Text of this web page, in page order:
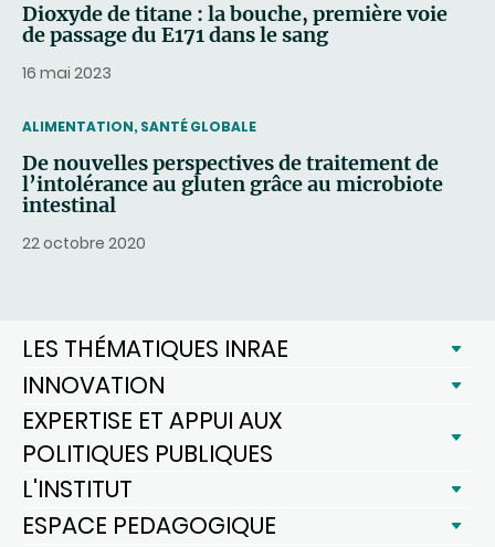
Dioxyde de titane : la bouche, première voie
de passage du E171 dans le sang
16 mai 2023
THEMATIC
ALIMENTATION, SANTÉ GLOBALE
De nouvelles perspectives de traitement de
l’intolérance au gluten grâce au microbiote
intestinal
22 octobre 2020
LES THÉMATIQUES INRAE
INNOVATION
EXPERTISE ET APPUI AUX
POLITIQUES PUBLIQUES
L'INSTITUT
ESPACE PEDAGOGIQUE